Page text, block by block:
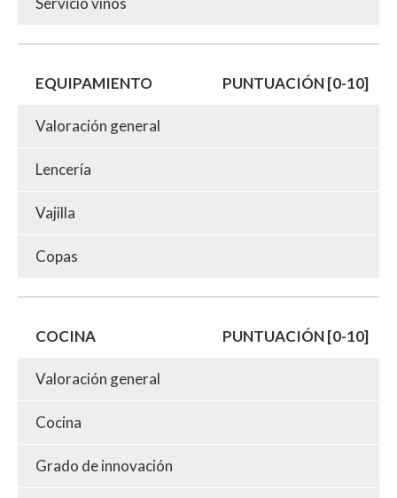
EQUIPAMIENTO PUNTUACIÓN [0-10]
Valoración general
Lencería
Vajilla
Copas
COCINA PUNTUACIÓN [0-10]
Valoración general
Cocina
Grado de innovación